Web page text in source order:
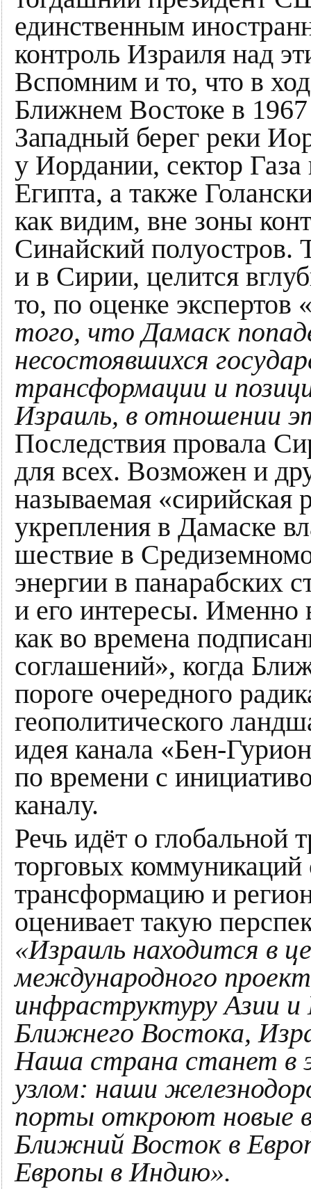
единственным
контроль Израиля над
Вспомним и то, что в
Ближнем Востоке в 1967
Западный берег реки
у Иордании, сектор
Египта, а также
как видим, вне зоны
Синайский полуостров.
и в Сирии, целится
то, по оценке
того, что Дамаск
несостоявшихся
трансформации и
Израиль, в отношении
Последствия провала
для всех. Возможен и
называемая «сирийская
укрепления в Дамаске
шествие в
энергии в панарабских
и его интересы. Именно
как во времена
соглашений», когда
пороге очередного
геополитического
идея канала «Бен-
по времени с
каналу.
Речь идёт о
торговых коммуникаций
трансформацию и
оценивает такую
«Израиль находится в
международного
инфраструктуру Азии
Ближнего Востока,
Наша страна станет в
узлом: наши
порты откроют новые
Ближний Восток в
Европы в Индию».